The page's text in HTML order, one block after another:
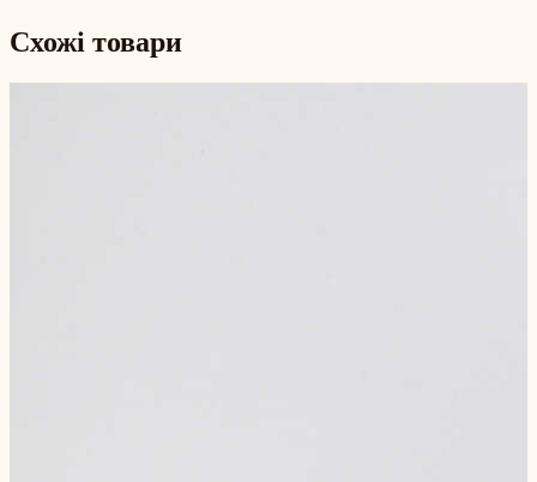
Схожі товари